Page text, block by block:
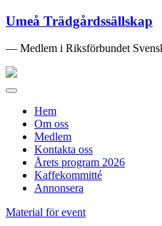
Umeå Trädgårdssällskap
— Medlem i Riksförbundet
Toggle
navigation
Hem
Om oss
Medlem
Kontakta oss
Årets program 2026
Kaffekommitté
Annonsera
Material för event